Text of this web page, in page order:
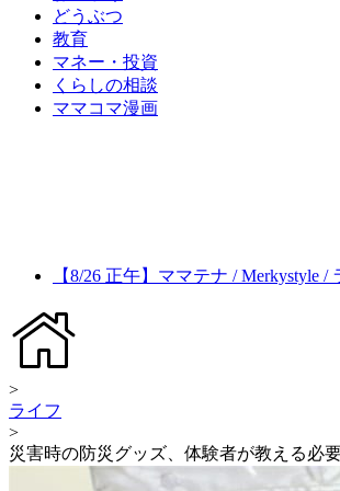
どうぶつ
教育
マネー・投資
くらしの相談
ママコマ漫画
【8/26 正午】ママテナ / Merkystyle
>
ライフ
>
災害時の防災グッズ、体験者が教える必